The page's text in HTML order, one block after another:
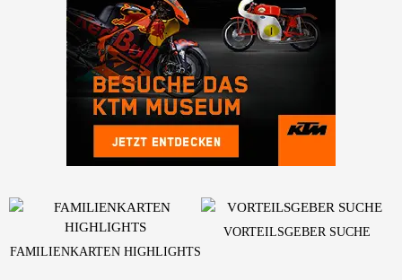
FAMILIENKARTEN HIGHLIGHTS
VORTEILSGEBER SUCHE